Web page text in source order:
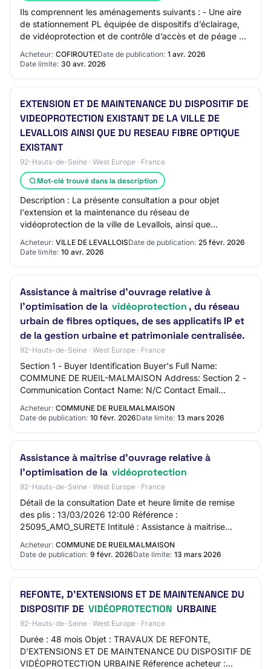
Ils comprennent les aménagements suivants : - Une aire
de stationnement PL équipée de dispositifs d’éclairage,
de vidéoprotection et de contrôle d’accès et de péage de
Acheteur: COFIROUTEDate de publication: 1 avr. 2026
Date limite: 30 avr. 2026
EXTENSION ET DE MAINTENANCE DU DISPOSITIF DE
VIDEOPROTECTION EXISTANT DE LA VILLE DE
LEVALLOIS AINSI QUE DU RESEAU FIBRE OPTIQUE
EXISTANT
92-Hauts-de-Seine · West Europe · France
Mot-clé trouvé dans la description
Description : La présente consultation a pour objet
l'extension et la maintenance du réseau de
vidéoprotection de la ville de Levallois, ainsi que
Acheteur: VILLE DE LEVALLOISDate de publication: 25 févr. 2026
Date limite: 10 avr. 2026
Assistance à maitrise d'ouvrage relative à
l'optimisation de la vidéoprotection , du réseau
urbain de fibres optiques, de ses applicatifs IP et
de la gestion urbaine et patrimoniale centralisée.
92-Hauts-de-Seine · West Europe · France
Section 1 - Buyer Identification Buyer's Full Name:
COMMUNE DE RUEIL-MALMAISON Address: Section 2 -
Communication Contact Name: N/C Contact Email
Ma…
Acheteur: COMMUNE DE RUEILMALMAISON
Date de publication: 10 févr. 2026Date limite: 13 mars 2026
Assistance à maitrise d'ouvrage relative à
l'optimisation de la vidéoprotection
92-Hauts-de-Seine · West Europe · France
Détail de la consultation Date et heure limite de remise
des plis : 13/03/2026 12:00 Référence :
25095_AMO_SURETE Intitulé : Assistance à maitrise
Acheteur: COMMUNE DE RUEILMALMAISON
Date de publication: 9 févr. 2026Date limite: 13 mars 2026
REFONTE, D'EXTENSIONS ET DE MAINTENANCE DU
DISPOSITIF DE VIDÉOPROTECTION URBAINE
92-Hauts-de-Seine · West Europe · France
Durée : 48 mois Objet : TRAVAUX DE REFONTE,
D'EXTENSIONS ET DE MAINTENANCE DU DISPOSITIF DE
VIDÉOPROTECTION URBAINE Réference acheteur :